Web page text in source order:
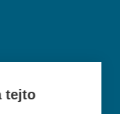
tejto